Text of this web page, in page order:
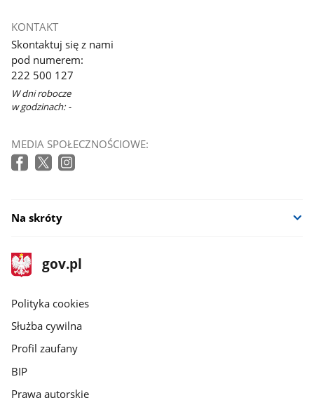
KONTAKT
Skontaktuj się z nami
pod numerem:
222 500 127
W dni robocze
w godzinach: -
MEDIA SPOŁECZNOŚCIOWE:
Na skróty
stopka
gov.pl
Strona
gov.pl
gov.pl
Polityka cookies
Służba cywilna
Profil zaufany
BIP
Prawa autorskie